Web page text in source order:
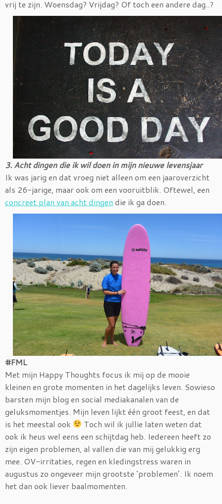
vrij te zijn. Woensdag? Vrijdag? Of toch een andere dag..?
3. Acht dingen die ik wil doen in mijn nieuwe levensjaar
Ik was jarig en dat vroeg niet alleen om een jaaroverzicht
als 26-jarige, maar ook om een vooruitblik. Oftewel, een
concreet plan van acht dingen die ik ga doen.
#FML
Met mijn Happy Thoughts focus ik mij op de mooie
kleinen en grote momenten in het dagelijks leven. Sowieso
barsten mijn blog en social mediakanalen van de
geluksmomentjes. Mijn leven lijkt één groot feest, en dat
is het meestal ook
Toch wil ik jullie laten weten dat
ook ik heus wel eens een schijtdag heb. Iedereen heeft zo
zijn eigen problemen, al vallen die van mij gelukkig erg
mee. OV-irritaties, regen en kledingstress waren in
augustus zo ongeveer mijn grootste ‘problemen’. Ik noem
het dan ook liever baalmomenten.